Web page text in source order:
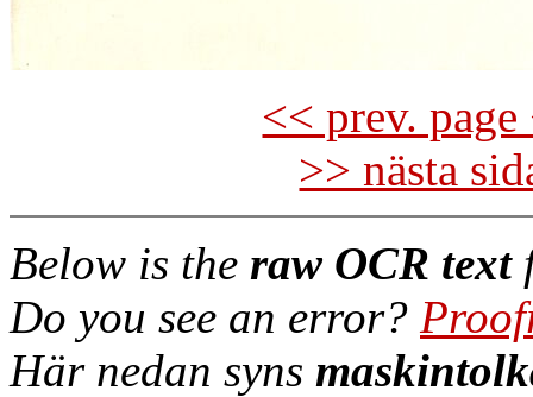
<< prev.
>> nästa
Below is the raw OCR text
Do you see an error?
Här nedan syns